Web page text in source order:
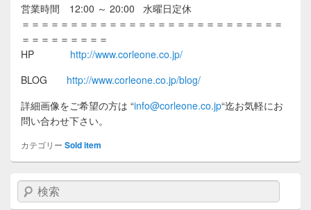
営業時間 12:00 ～ 20:00 水曜日定休
＝＝＝＝＝＝＝＝＝＝＝＝＝＝＝＝＝＝＝＝＝＝＝＝＝＝＝
＝＝＝＝＝＝＝＝＝
HP
http://www.corleone.co.jp/
BLOG http://www.corleone.co.jp/blog/
詳細画像をご希望の方は “info@corleone.co.jp“迄お気軽にお
問い合わせ下さい。
カテゴリー Sold item
検索